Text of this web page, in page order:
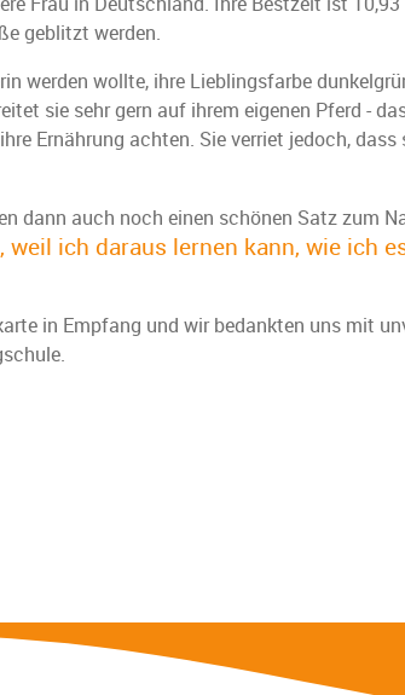
geblitzt werden.
werden wollte, ihre Lieblingsfarbe
sie sehr gern auf ihrem eigenen Pferd -
Ernährung achten. Sie verriet jedoch,
dann auch noch einen schönen Satz zum
ich daraus lernen kann, wie ich
in Empfang und wir bedankten uns mit